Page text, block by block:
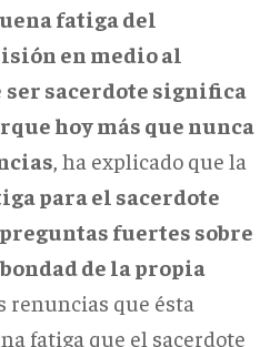
fatiga del
en medio al
ser sacerdote significa
hoy más que nunca
, ha explicado que la
para el sacerdote
fuertes sobre
de la propia
renuncias que ésta
fatiga que el sacerdote